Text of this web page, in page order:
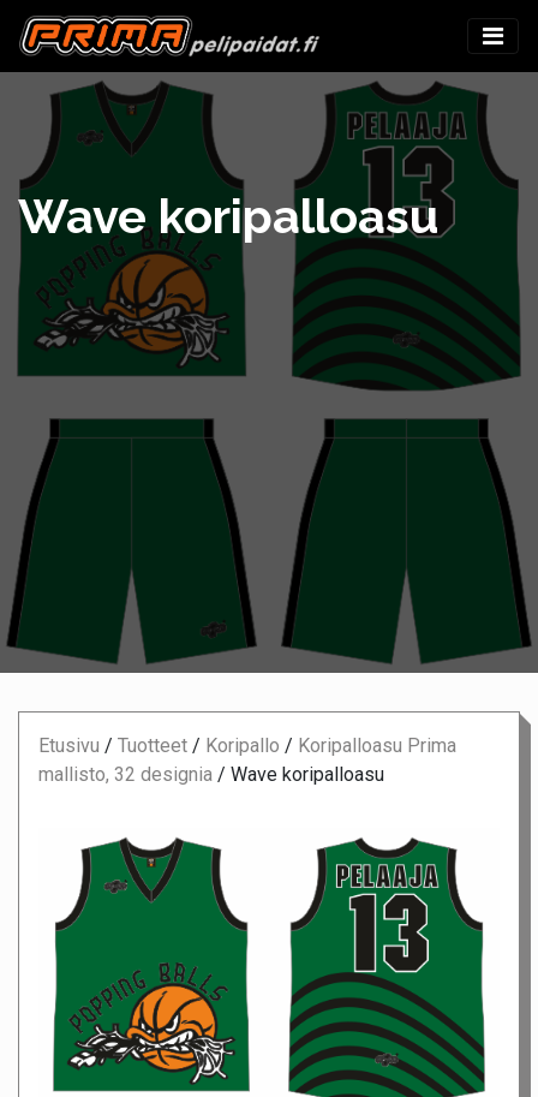
Wave koripalloasu
Etusivu / Tuotteet / Koripallo / Koripalloasu Prima
mallisto, 32 designia / Wave koripalloasu